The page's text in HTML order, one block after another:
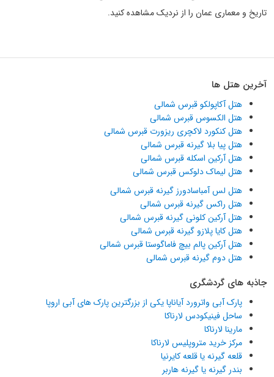
تاریخ و معماری عمان را از نردیک مشاهده کنید.
آخرین هتل ها
هتل آکاپولکو قبرس شمالی
هتل الکسوس قبرس شمالی
هتل کنکورد لاکچری ریزورت قبرس شمالی
هتل پیا بلا گیرنه قبرس شمالی
هتل آرکین اسکله قبرس شمالی
هتل لیماک دلوکس قبرس شمالی
هتل لس آمباسادورز گیرنه قبرس شمالی
هتل راکس گیرنه قبرس شمالی
هتل آرکین کلونی گیرنه قبرس شمالی
هتل کایا پلازو گیرنه قبرس شمالی
هتل آرکین پالم بیچ فاماگوستا قبرس شمالی
هتل دوم گیرنه قبرس شمالی
جاذبه های گردشگری
پارک آبی واترورد آیاناپا یکی از بزرگترین پارک های آبی اروپا
ساحل فینیکودس لارناکا
مارینا لارناکا
مرکز خرید متروپلیس لارناکا
قلعه گیرنه یا قلعه کایرنیا
بندر گیرنه یا گیرنه هاربر